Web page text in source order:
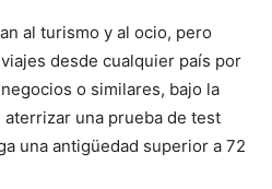
al turismo y al ocio, pero
desde cualquier país por
o similares, bajo la
una prueba de test
una antigüedad superior a 72